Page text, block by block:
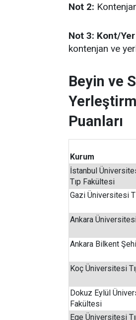
Not 2:
Not 3: Kont/Yer
kontenjan ve
Beyin ve
Puanları
Kurum
İstanbul
Tıp Fakültesi
Gazi Üniversitesi
Ankara
Ankara Bilkent
Koç Üniversitesi
Dokuz Eylül
Fakültesi
Ege Üniversitesi